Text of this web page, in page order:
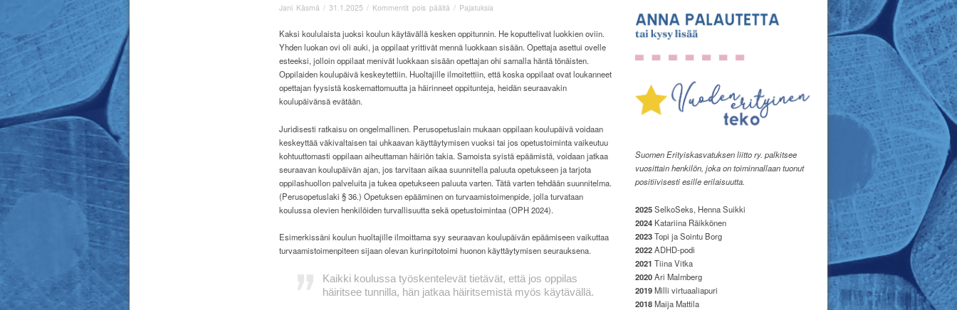
Jani Käsmä / 31.1.2025 / Kommentit pois päältä artikkelissa
keskeyttämisestä
/ Pajatuksia
Kaksi koululaista juoksi koulun käytävällä kesken oppitunnin. He koputtelivat luokkien oviin.
Yhden luokan ovi oli auki, ja oppilaat yrittivät mennä luokkaan sisään. Opettaja asettui ovelle
esteeksi, jolloin oppilaat menivät luokkaan sisään opettajan ohi samalla häntä tönäisten.
Oppilaiden koulupäivä keskeytettiin. Huoltajille ilmoitettiin, että koska oppilaat ovat loukanneet
opettajan fyysistä koskemattomuutta ja häirinneet oppitunteja, heidän seuraavakin
koulupäivänsä evätään.
Juridisesti ratkaisu on ongelmallinen. Perusopetuslain mukaan oppilaan koulupäivä voidaan
keskeyttää väkivaltaisen tai uhkaavan käyttäytymisen vuoksi tai jos opetustoiminta vaikeutuu
kohtuuttomasti oppilaan aiheuttaman häiriön takia. Samoista syistä epäämistä, voidaan jatkaa
seuraavan koulupäivän ajan, jos tarvitaan aikaa suunnitella paluuta opetukseen ja tarjota
oppilashuollon palveluita ja tukea opetukseen paluuta varten. Tätä varten tehdään suunnitelma.
(Perusopetuslaki § 36.) Opetuksen epääminen on turvaamistoimenpide, jolla turvataan
koulussa olevien henkilöiden turvallisuutta sekä opetustoimintaa (OPH 2024).
Esimerkissäni koulun huoltajille ilmoittama syy seuraavan koulupäivän epäämiseen vaikuttaa
turvaamistoimenpiteen sijaan olevan kurinpitotoimi huonon käyttäytymisen seurauksena.
Kaikki koulussa työskentelevät tietävät, että jos oppilas
häiritsee tunnilla, hän jatkaa häiritsemistä myös käytävällä.
Suomen Erityiskasvatuksen liitto ry. palkitsee
vuosittain henkilön, joka on toiminnallaan tuonut
positiivisesti esille erilaisuutta.
2025SelkoSeks, Henna Suikki
2024 Katariina Räikkönen
2023Topi ja Sointu Borg
2022ADHD-podi
2021 Tiina Vitka
2020Ari Malmberg
2019Milli virtuaaliapuri
2018Maija Mattila